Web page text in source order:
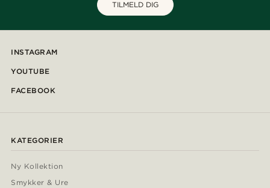
TILMELD DIG
INSTAGRAM
YOUTUBE
FACEBOOK
KATEGORIER
Ny Kollektion
Smykker & Ure